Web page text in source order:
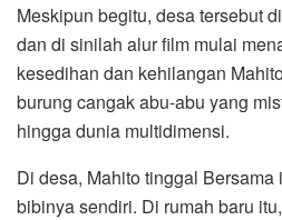
Meskipun begitu, desa tersebut
dan di sinilah alur film mulai
kesedihan dan kehilangan
burung cangak abu-abu yang
hingga dunia multidimensi.
Di desa, Mahito tinggal
bibinya sendiri. Di rumah baru